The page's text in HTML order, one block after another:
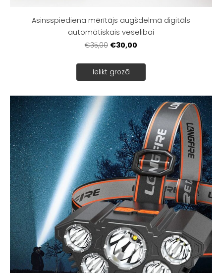
Asinsspiediena mērītājs augšdelmā digitāls
automātiskais veselibai
€35,00 €30,00
Ielikt grozā